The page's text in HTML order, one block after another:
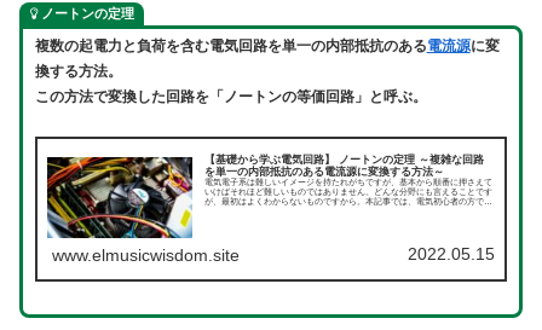
ノートンの定理
複数の起電力と負荷を含む電気回路を単一の内部抵抗のある電流源に変
換する方法。
この方法で変換した回路を「ノートンの等価回路」と呼ぶ。
【基礎から学ぶ電気回路】 ノートンの定理 ～複雑な回路
を単一の内部抵抗のある電流源に変換する方法～
電気電子系は難しいイメージを持たれがちですが、基本から順番に押さえて
いけばそれほど難しいものではありません。どんな分野にも言えることです
が、最初はよくわからないものですから。本記事では、電気初心者の方でも
www.elmusicwisdom.site 2022.05.15